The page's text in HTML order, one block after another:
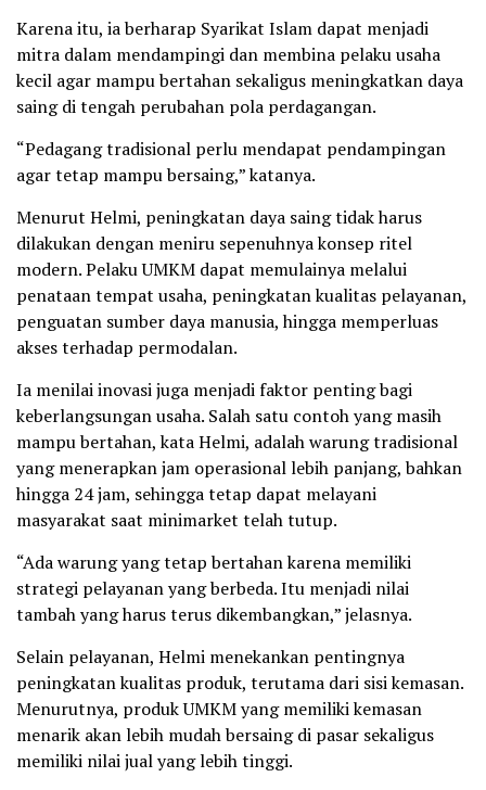
Karena itu, ia berharap Syarikat Islam dapat menjadi
mitra dalam mendampingi dan membina pelaku usaha
kecil agar mampu bertahan sekaligus meningkatkan daya
saing di tengah perubahan pola perdagangan.
“Pedagang tradisional perlu mendapat pendampingan
agar tetap mampu bersaing,” katanya.
Menurut Helmi, peningkatan daya saing tidak harus
dilakukan dengan meniru sepenuhnya konsep ritel
modern. Pelaku UMKM dapat memulainya melalui
penataan tempat usaha, peningkatan kualitas pelayanan,
penguatan sumber daya manusia, hingga memperluas
akses terhadap permodalan.
Ia menilai inovasi juga menjadi faktor penting bagi
keberlangsungan usaha. Salah satu contoh yang masih
mampu bertahan, kata Helmi, adalah warung tradisional
yang menerapkan jam operasional lebih panjang, bahkan
hingga 24 jam, sehingga tetap dapat melayani
masyarakat saat minimarket telah tutup.
“Ada warung yang tetap bertahan karena memiliki
strategi pelayanan yang berbeda. Itu menjadi nilai
tambah yang harus terus dikembangkan,” jelasnya.
Selain pelayanan, Helmi menekankan pentingnya
peningkatan kualitas produk, terutama dari sisi kemasan.
Menurutnya, produk UMKM yang memiliki kemasan
menarik akan lebih mudah bersaing di pasar sekaligus
memiliki nilai jual yang lebih tinggi.